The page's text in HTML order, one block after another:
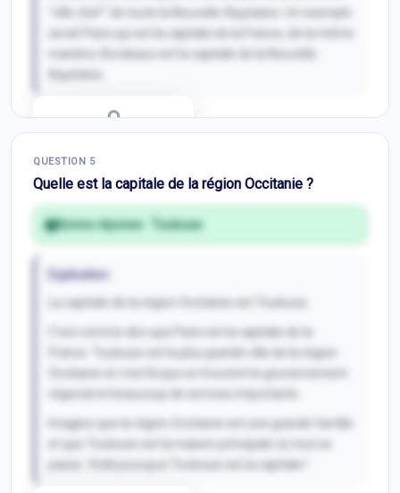
"ville chef" de toute la Nouvelle-Aquitaine. Un exemple
serait Paris qui est la capitale de la France, de la même
manière, Bordeaux est la capitale de la Nouvelle-
Aquitaine.
QUESTION 5
Quelle est la capitale de la région Occitanie ?
Bonne réponse : Toulouse
Explication
La capitale de la région Occitanie est Toulouse.
C'est comme dire que Paris est la capitale de la
France. Toulouse est la plus grande ville de la région
Occitanie et c'est là que se trouvent le gouvernement
régional et beaucoup de services importants.
Imagine que la région Occitanie est une grande famille
et que Toulouse est la maison principale où tout se
passe. Voilà pourquoi Toulouse est la capitale !